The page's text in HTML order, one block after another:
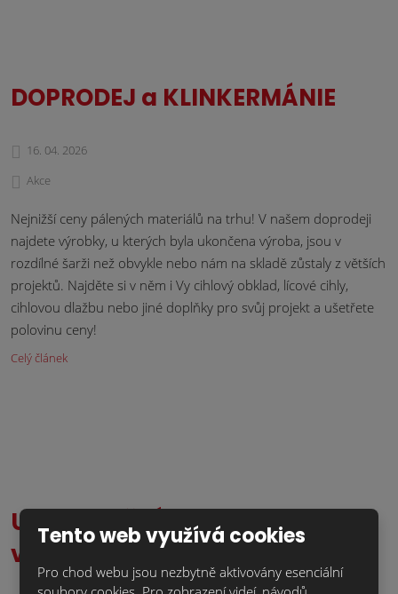
DOPRODEJ a KLINKERMÁNIE
16. 04. 2026
Akce
Nejnižší ceny pálených materiálů na trhu! V našem doprodeji
najdete výrobky, u kterých byla ukončena výroba, jsou v
rozdílné šarži než obvykle nebo nám na skladě zůstaly z větších
projektů. Najděte si v něm i Vy cihlový obklad, lícové cihly,
cihlovou dlažbu nebo jiné doplňky pro svůj projekt a ušetřete
polovinu ceny!
Celý článek
UPOZORNĚNÍ: Uzavření
vzorkoven z důvodu inventur
Tento web využívá cookies
Pro chod webu jsou nezbytně aktivovány esenciální